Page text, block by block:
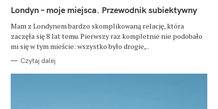
T
E
O
R
I
Londyn – moje miejsca. Przewodnik subiektywny
Mam z Londynem bardzo skomplikowaną relację, która
zaczęła się 8 lat temu. Pierwszy raz kompletnie nie podobało
mi się w tym mieście: wszystko było drogie,..
Czytaj dalej